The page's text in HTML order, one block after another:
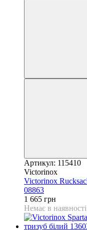
Артикул: 115410
Victorinox
Victorinox
08863
1 665 грн
Немає в наявності